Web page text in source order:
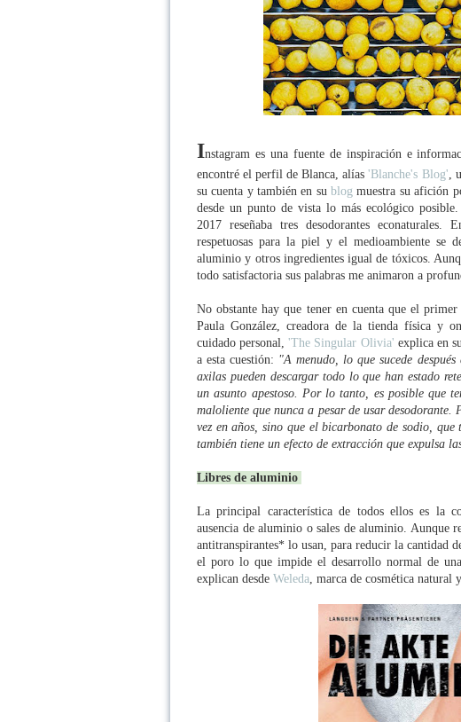
Instagram es una fuente de inspiración e
encontré el perfil de Blanca, alías'Blanche's Blog' ,
su cuenta y también en sublog muestra su afición
desde un punto de vista lo más ecológico
2017 reseñaba tres desodorantes
respetuosas para la piel y el medioambiente se
aluminio y otros ingredientes igual de tóxicos.
todo satisfactoria sus palabras me animaron a
No obstante hay que tener en cuenta que el
Paula González, creadora de la tienda física y
cuidado personal,'The Singular Olivia' explica en
a esta cuestión: "A menudo, lo que sucede
axilas pueden descargar todo lo que han estado
un asunto apestoso. Por lo tanto, es posible que
maloliente que nunca a pesar de usar
vez en años, sino que el bicarbonato de sodio, que
también tiene un efecto de extracción que expulsa
Libres de aluminio
La principal característica de todos ellos es la
ausencia de aluminio o sales de aluminio. Aunque
antitranspirantes* lo usan, para reducir la cantidad
el poro lo que impide el desarrollo normal de
explican desde Weleda , marca de cosmética natural